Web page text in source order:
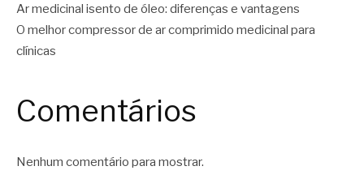
Ar medicinal isento de óleo: diferenças e vantagens
O melhor compressor de ar comprimido medicinal para
clínicas
Comentários
Nenhum comentário para mostrar.